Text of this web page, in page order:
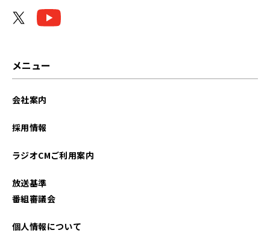
メニュー
会社案内
採用情報
ラジオCMご利用案内
放送基準
番組審議会
個人情報について